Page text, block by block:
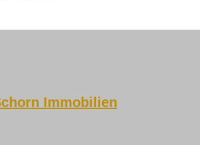
Immobilien